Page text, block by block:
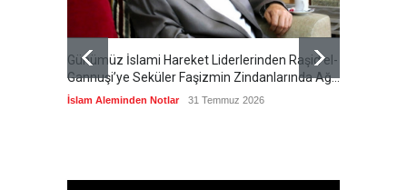
Günümüz İslami Hareket Liderlerinden Raşid el-
Gannuşi’ye Seküler Faşizmin Zindanlarında Ağır
Tecrit
İslam Aleminden Notlar 31 Temmuz 2026